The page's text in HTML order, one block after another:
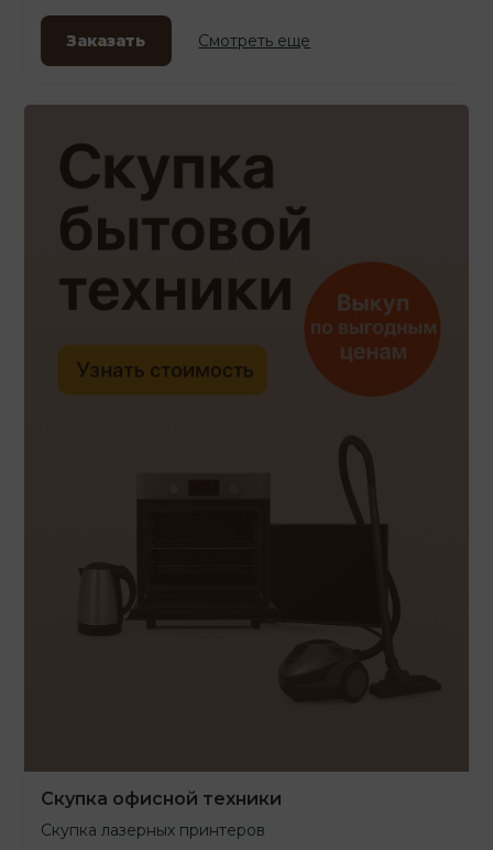
Заказать Смотреть еще
Скупка офисной техники
Скупка лазерных принтеров